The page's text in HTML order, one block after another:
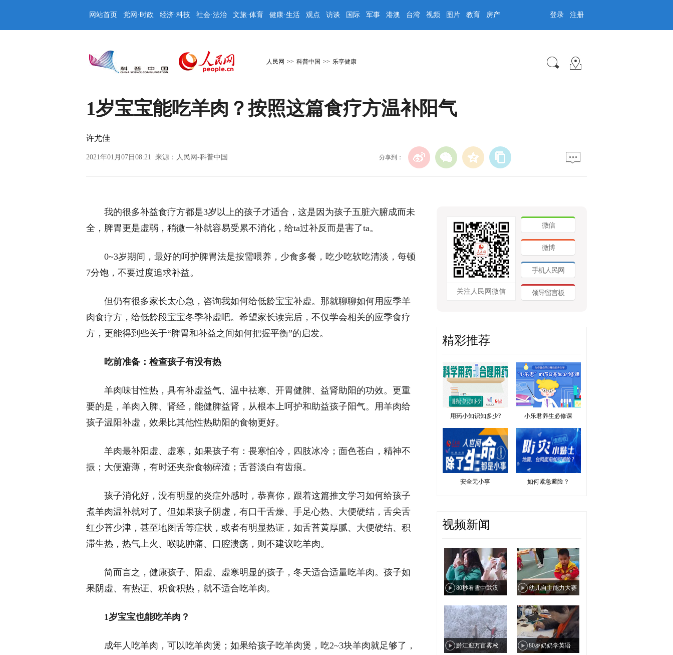
网站首页 党网·时政 经济·科技 社会·法治 文旅·体育 健康·生活 观点 访谈 国际 军事 港澳 台湾 视频 图片 教育 房产 登录 注册
人民网 >> 科普中国 >> 乐享健康
1岁宝宝能吃羊肉？按照这篇食疗方温补阳气
许尤佳
2021年01月07日08:21 来源： 人民网-科普中国 分享到：
我的很多补益食疗方都是3岁以上的孩子才适合，这是因为孩子五脏六腑成而未
全，脾胃更是虚弱，稍微一补就容易受累不消化，给ta过补反而是害了ta。
0~3岁期间，最好的呵护脾胃法是按需喂养，少食多餐，吃少吃软吃清淡，每顿
7分饱，不要过度追求补益。
但仍有很多家长太心急，咨询我如何给低龄宝宝补虚。那就聊聊如何用应季羊
肉食疗方，给低龄段宝宝冬季补虚吧。希望家长读完后，不仅学会相关的应季食疗
方，更能得到些关于“脾胃和补益之间如何把握平衡”的启发。
吃前准备： 检查孩子有没有热
羊肉味甘性热，具有补虚益气、温中祛寒、开胃健脾、益肾助阳的功效。更重
要的是，羊肉入脾、肾经，能健脾益肾，从根本上呵护和助益孩子阳气。用羊肉给
孩子温阳补虚，效果比其他性热助阳的食物更好。
羊肉最补阳虚、虚寒，如果孩子有：畏寒怕冷，四肢冰冷；面色苍白，精神不
振；大便溏薄，有时还夹杂食物碎渣；舌苔淡白有齿痕。
孩子消化好，没有明显的炎症外感时，恭喜你，跟着这篇推文学习如何给孩子
煮羊肉温补就对了。但如果孩子阴虚，有口干舌燥、手足心热、大便硬结，舌尖舌
红少苔少津，甚至地图舌等症状，或者有明显热证，如舌苔黄厚腻、大便硬结、积
滞生热，热气上火、喉咙肿痛、口腔溃疡，则不建议吃羊肉。
简而言之，健康孩子、阳虚、虚寒明显的孩子，冬天适合适量吃羊肉。孩子如
果阴虚、有热证、积食积热，就不适合吃羊肉。
1岁宝宝也能吃羊肉？
成年人吃羊肉，可以吃羊肉煲；如果给孩子吃羊肉煲，吃2~3块羊肉就足够了，
关注人民网微信
微信
微博
手机人民网
领导留言板
精彩推荐
用药小知识知多少? 小乐君养生必修课
安全无小事 如何紧急避险？
视频新闻
80秒看雪中武汉 幼儿自主能力大赛
黔江迎万亩雾凇 80岁奶奶学英语